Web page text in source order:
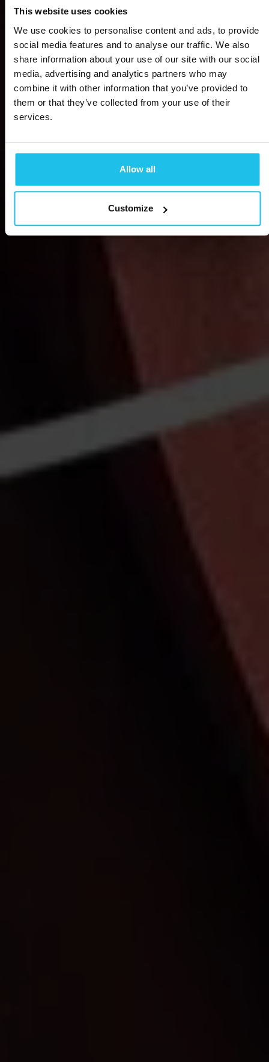
This website uses cookies
We use cookies to personalise content and ads, to provide
social media features and to analyse our traffic. We also
share information about your use of our site with our social
media, advertising and analytics partners who may
combine it with other information that you’ve provided to
them or that they’ve collected from your use of their
services.
Allow all
Customize